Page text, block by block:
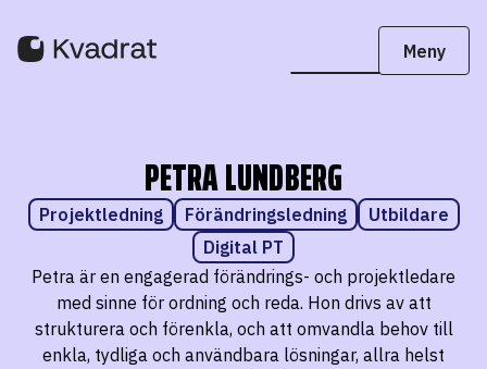
PETRA LUNDBERG
Projektledning Förändringsledning
Utbildare
Digital PT
Petra är en engagerad förändrings- och projektledare
med sinne för ordning och reda. Hon drivs av att
strukturera och förenkla, och att omvandla behov till
enkla, tydliga och användbara lösningar, allra helst